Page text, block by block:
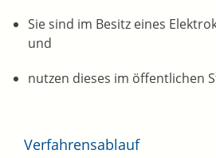
Sie sind im Besitz eines
und
nutzen dieses im öffentlichen
Verfahrensablauf